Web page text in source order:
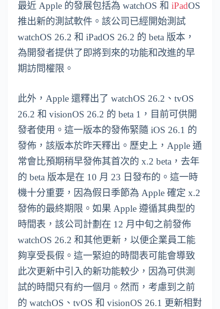
最近 Apple 的發展包括為 watchOS 和 iPadOS
推出新的測試軟件。該公司已經開始測試
watchOS 26.2 和 iPadOS 26.2 的 beta 版本，
為開發者提供了即將到來的功能和改進的早
期訪問權限。
此外，Apple 還釋出了 watchOS 26.2、tvOS
26.2 和 visionOS 26.2 的 beta 1，目前可供開
發者使用。這一版本的發佈緊隨 iOS 26.1 的
發佈，該版本於昨天釋出。歷史上，Apple 通
常會比預期稍早發佈其首次的 x.2 beta，去年
的 beta 版本是在 10 月 23 日發布的。這一時
機十分重要，因為假日季節為 Apple 確定 x.2
發佈的最終期限。如果 Apple 遵循其典型的
時間表，該公司計劃在 12 月中旬之前發佈
watchOS 26.2 和其他更新，以便企業員工能
夠享受長假。這一緊迫的時間表可能會導致
此次更新中引入的新功能較少，因為可供測
試的時間只有約一個月。然而，考慮到之前
的 watchOS、tvOS 和 visionOS 26.1 更新相對